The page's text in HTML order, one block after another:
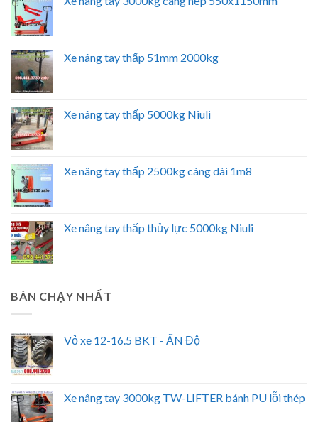
Xe nâng tay thấp 51mm 2000kg
Xe nâng tay thấp 5000kg Niuli
Xe nâng tay thấp 2500kg càng dài 1m8
Xe nâng tay thấp thủy lực 5000kg Niuli
BÁN CHẠY NHẤT
Vỏ xe 12-16.5 BKT - ẤN Độ
Xe nâng tay 3000kg TW-LIFTER bánh PU lỗi thép